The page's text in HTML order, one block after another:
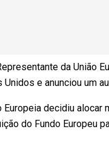
da União
Unidos e anunciou um
Europeia decidiu
do Fundo Europeu